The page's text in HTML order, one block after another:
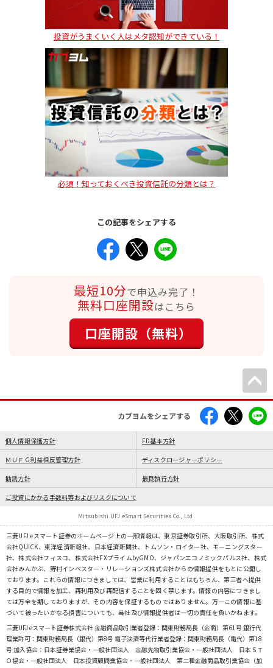
投資がうまくいく人はメタ認知ができている！
必須！知っておくべき投資信託の分類とは？
この記事をシェアする
最短10分で申込み完了！
無料口座開設はこちら
口座開設（無料）
カブヨムをシェアする
個人情報保護方針 FD基本方針
ＭＵＦＧ利益相反管理方針 ディスクロージャーポリシー
勧誘方針 最良執行方針
ご投資にかかる手数料等およびリスクについて
Mitsubishi UFJ eSmart Securities Co., Ltd.
三菱UFJ eスマート証券のホームページ上の一部情報は、東京証券取引所、大阪取引所、株式
会社QUICK、東洋経済新報社、日本経済新聞社、トムソン・ロイター社、モーニングスター
社、株式会社フィスコ、株式会社FXプライムbyGMO、ジャパンエコノミックパルス社、株式
会社みんかぶ、野村インベスター・リレーションズ株式会社からの情報提供をもとに公開し
ております。これらの情報につきましては、営業に利用することはもちろん、第三者へ提供
する目的で情報を加工、再利用及び再配信することを固く禁じます。情報の内容につきまし
ては万全を期しておりますが、その内容を保証するものではありません。万一この情報に基
づいて被ったいかなる損害についても、当社及び情報提供者は一切の責任を負いかねます。
三菱UFJ eスマート証券株式会社 金融商品取引業者登録：関東財務局長（金商）第61号 銀行代
理業許可：関東財務局長（銀代）第8号 電子決済等代行業者登録：関東財務局長（電代）第18
号 加入協会：日本証券業協会・一般社団法人 金融先物取引業協会・一般社団法人 日本ＳＴ
Ｏ協会・一般社団法人 日本投資顧問業協会・一般社団法人 第二種金融商品取引業協会（加